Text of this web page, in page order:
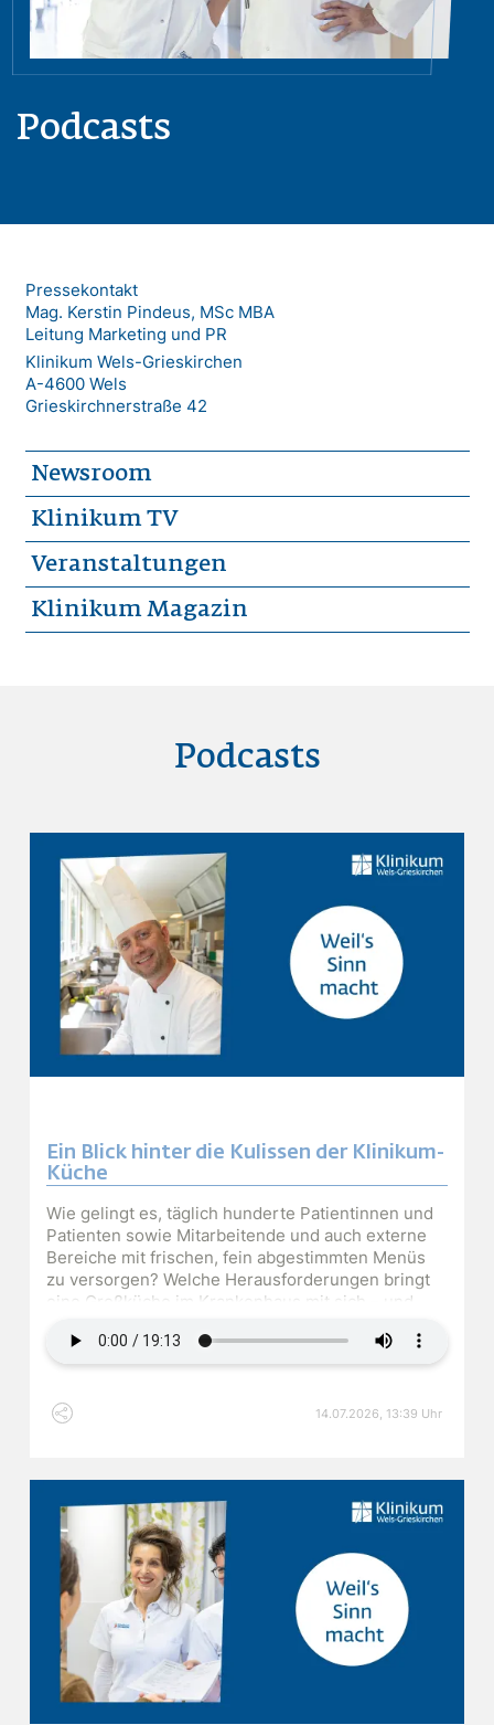
Podcasts
Pressekontakt
Mag. Kerstin Pindeus, MSc MBA
Leitung Marketing und PR
Klinikum Wels-Grieskirchen
A-4600 Wels
Grieskirchnerstraße 42
Newsroom
Klinikum TV
Veranstaltungen
Klinikum Magazin
Podcasts
Ein Blick hinter die Kulissen der Klinikum-
Küche
Wie gelingt es, täglich hunderte Patientinnen und
Patienten sowie Mitarbeitende und auch externe
Bereiche mit frischen, fein abgestimmten Menüs
zu versorgen? Welche Herausforderungen bringt
eine Großküche im Krankenhaus mit sich – und
dieser Podcast-Folge spricht unser Grieskirchner
Küchenchef Johannes Zeininger über seinen
Ernährung im Krankenhaus und die Menschen, die
14.07.2026, 13:39 Uhr